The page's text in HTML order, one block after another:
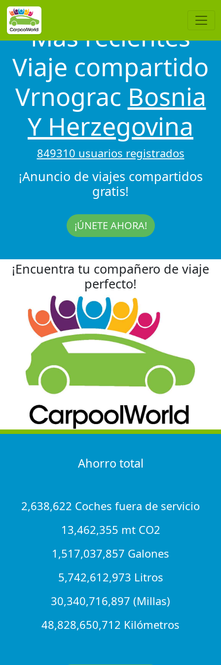
Más recientes
Viaje compartido
Vrnograc Bosnia
Y Herzegovina
849310 usuarios registrados
¡Anuncio de viajes compartidos
gratis!
¡ÚNETE AHORA!
¡Encuentra tu compañero de viaje
perfecto!
Ahorro total
2,638,622 Coches fuera de servicio
13,462,355 mt CO2
1,517,037,857 Galones
5,742,612,973 Litros
30,340,716,897 (Millas)
48,828,650,712 Kilómetros